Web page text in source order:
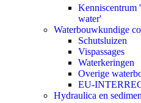
Kenniscentrum
water'
Waterbouwkundige
Schutsluizen
Vispassages
Waterkeringen
Overige
EU-
Hydraulica en